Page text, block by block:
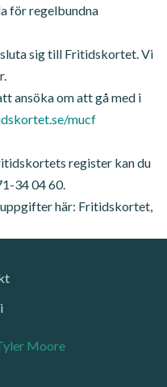
för regelbundna
sig till Fritidskortet. Vi
ansöka om att gå med i
mucf
register kan du
34 04 60.
här: Fritidskortet,
Moore